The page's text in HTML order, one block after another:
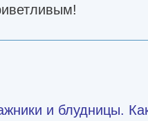
и блудницы.